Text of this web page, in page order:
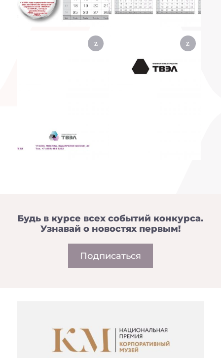
Будь в курсе всех событий конкурса.
Узнавай о новостях первым!
Подписаться